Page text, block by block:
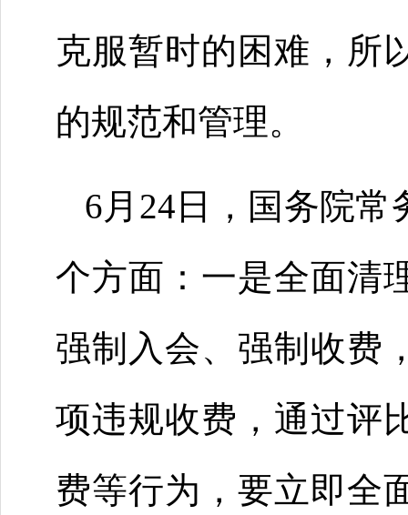
克服暂时的困难，所
的规范和管理。
6月24日，国务院
个方面：一是全面清
强制入会、强制收费
项违规收费，通过评
费等行为，要立即全